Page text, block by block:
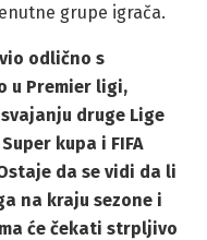
grupe igrača.
odlično s
u Premier ligi,
druge Lige
Super kupa i FIFA
da se vidi da li
na kraju sezone i
će čekati strpljivo